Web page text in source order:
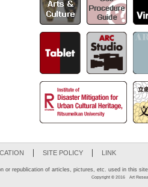
SITE POLICY LINK
or republication of articles, pictures, etc. used in this
Copyright © 2016 Art